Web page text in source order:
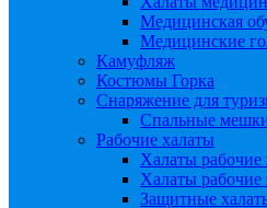
Медицинская
Медицинские
Камуфляж
Костюмы Горка
Снаряжение для
Спальные
Рабочие халаты
Халаты рабочие
Халаты
Защитные